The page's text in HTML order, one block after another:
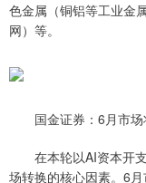
色金属（铜铝等工业金
网）等。
国金证券：6月市场
在本轮以AI资本开支
场转换的核心因素。6